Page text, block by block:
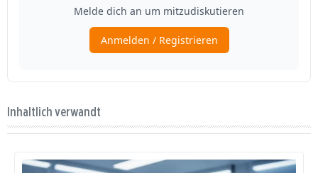
Inhaltlich verwandt